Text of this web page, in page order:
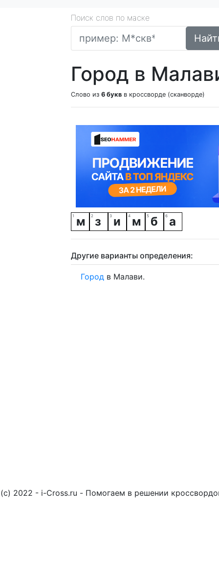
Поиск слов по маске
Город в
Слово из 6 букв в кроссворде (сканворде)
м з и м б а
Другие варианты определения:
Город в Малави.
(c) 2022 - i-Cross.ru - Помогаем в решении